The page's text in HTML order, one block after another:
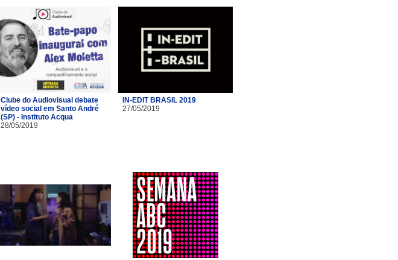
Clube do Audiovisual debate
vídeo social em Santo André
(SP) - Instituto Acqua
28/05/2019
IN-EDIT BRASIL 2019
27/05/2019